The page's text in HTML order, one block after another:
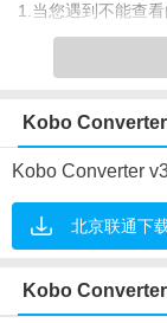
1.当您遇到不能查
2.转换电子书的方
3.日志信息，用户
4.部分专业的小说
Kobo Converter
1.提供了对于批量
2.在 Output Folder
3.也可以输出到rtf
4.支持删除Adobe
Kobo
Kobo Converter
北京联通下
Kobo